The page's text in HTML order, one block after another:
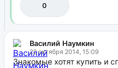
0
Василий Наумкин
22 октября 2014, 15:09
Знакомые хотят купить и